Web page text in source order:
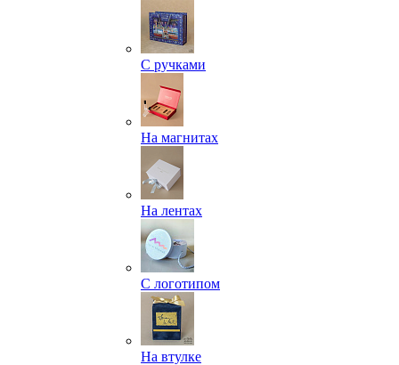
С ручками
На магнитах
На лентах
С логотипом
На втулке